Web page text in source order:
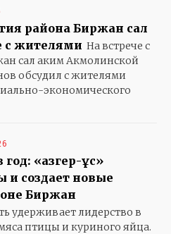
района Биржан сал
с жителями На встрече с
сал аким Акмолинской
обсудил с жителями
экономического
«Қазгер-Құс»
и создает новые
Биржан
удерживает лидерство в
птицы и куриного яйца.